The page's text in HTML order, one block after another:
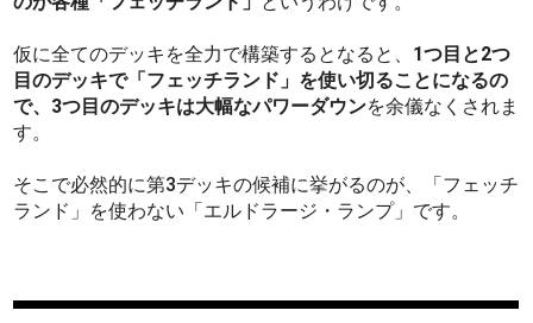
仮に全てのデッキを全力で構築するとなると、 1つ目と2つ
目のデッキで「フェッチランド」を使い切ることになるの
で、3つ目のデッキは大幅なパワーダウンを余儀なくされま
す。
そこで必然的に第3デッキの候補に挙がるのが、「フェッチ
ランド」を使わない「エルドラージ・ランプ」です。